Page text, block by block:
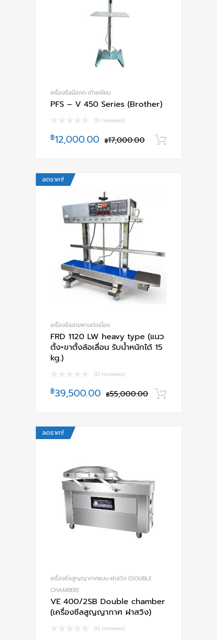
เครื่องซีลมือกด-เท้าเหยียบ
PFS – V 450 Series (Brother)
(0 reviews)
฿17,000.00
฿12,000.00
ลดราคา!
เครื่องซีลสายพานต่อเนื่อง
FRD 1120 LW heavy type (แนว
ตั้ง+ขาตั้งล้อเลื่อน รับน้ำหนักได้ 15
kg.)
(0 reviews)
฿55,000.00
฿39,500.00
ลดราคา!
เครื่องซีลสูญญากาศแบบ-ฝาสวิง (DOUBLE
CHAMBER)
VE 400/2SB Double chamber
(เครื่องซีลสูญญากาศ ฝาสวิง)
(0 reviews)